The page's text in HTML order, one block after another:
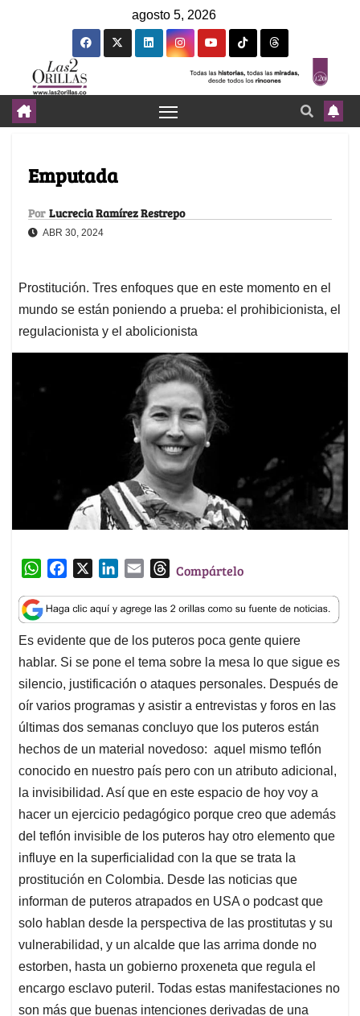
agosto 5, 2026
Emputada
Por Lucrecia Ramírez Restrepo
ABR 30, 2024
Prostitución. Tres enfoques que en este momento en el
mundo se están poniendo a prueba: el prohibicionista, el
regulacionista y el abolicionista
W
a
t
s
A
p
p
c
e
b
o
o
k
n
k
e
d
I
n
a
i
l
T
r
e
a
d
s
Compártelo
Es evidente que de los puteros poca gente quiere
hablar. Si se pone el tema sobre la mesa lo que sigue es
silencio, justificación o ataques personales. Después de
oír varios programas y asistir a entrevistas y foros en las
últimas dos semanas concluyo que los puteros están
hechos de un material novedoso: aquel mismo teflón
conocido en nuestro país pero con un atributo adicional,
la invisibilidad. Así que en este espacio de hoy voy a
hacer un ejercicio pedagógico porque creo que además
del teflón invisible de los puteros hay otro elemento que
influye en la superficialidad con la que se trata la
prostitución en Colombia. Desde las noticias que
informan de puteros atrapados en USA o podcast que
solo hablan desde la perspectiva de las prostitutas y su
vulnerabilidad, y un alcalde que las arrima donde no
estorben, hasta un gobierno proxeneta que regula el
encargo esclavo puteril. Todas estas manifestaciones no
son más que buenas intenciones derivadas de una